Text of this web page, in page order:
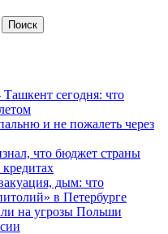
Поиск
сегодня: что
и не пожалеть через
что бюджет страны
дым: что
в Петербурге
на угрозы Польши